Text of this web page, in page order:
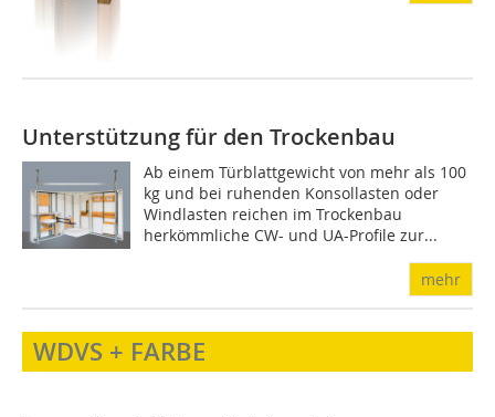
Unterstützung für den Trockenbau
Ab einem Türblattgewicht von mehr als 100
kg und bei ruhenden Konsollasten oder
Windlasten reichen im Trockenbau
herkömmliche CW- und UA-Profile zur...
mehr
WDVS + FARBE